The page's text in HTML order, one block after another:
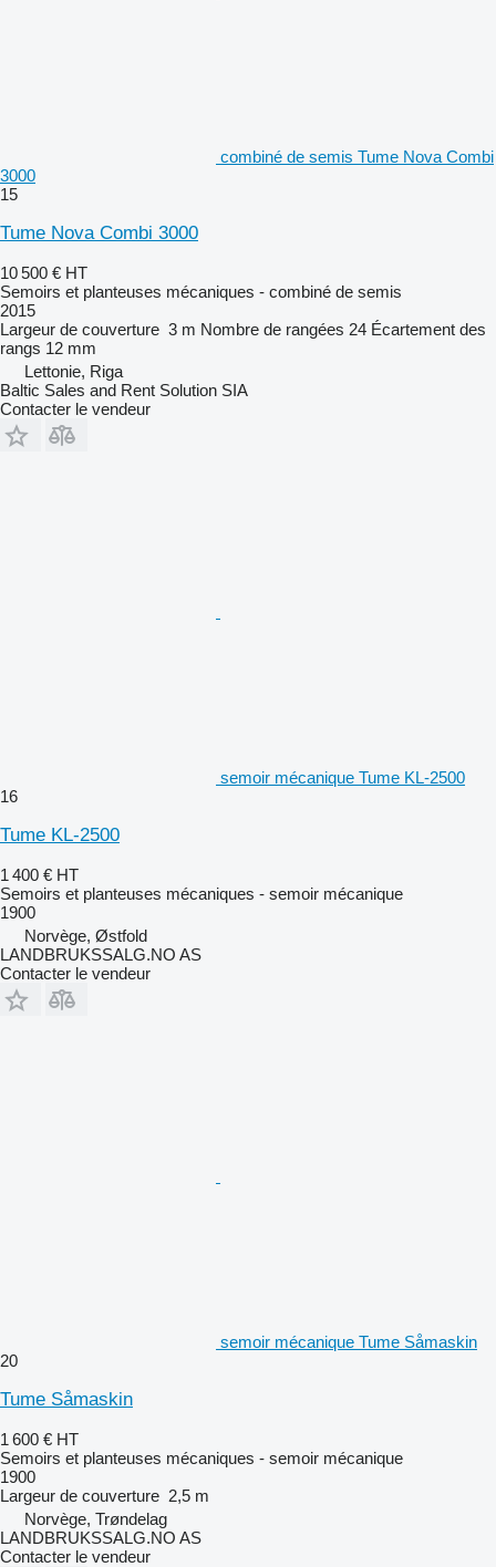
combiné de semis Tume Nova Combi
3000
15
Tume Nova Combi 3000
10 500 € HT
Semoirs et planteuses mécaniques - combiné de semis
2015
Largeur de couverture 3 m Nombre de rangées 24 Écartement des
rangs 12 mm
Lettonie, Riga
Baltic Sales and Rent Solution SIA
Contacter le vendeur
semoir mécanique Tume KL-2500
16
Tume KL-2500
1 400 € HT
Semoirs et planteuses mécaniques - semoir mécanique
1900
Norvège, Østfold
LANDBRUKSSALG.NO AS
Contacter le vendeur
semoir mécanique Tume Såmaskin
20
Tume Såmaskin
1 600 € HT
Semoirs et planteuses mécaniques - semoir mécanique
1900
Largeur de couverture 2,5 m
Norvège, Trøndelag
LANDBRUKSSALG.NO AS
Contacter le vendeur